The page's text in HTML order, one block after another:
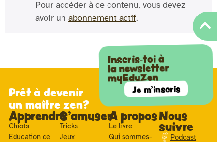
Pour accéder à ce contenu, vous devez
avoir un abonnement actif.
Prêt à devenir
un maître zen?
Inscris-toi à
la newsletter
myEduZen
Je m'inscris
Apprendre
Chiots
Education de
S'amuser
Tricks
Jeux
A propos
Le livre
Qui sommes-
Nous
suivre
Podcast